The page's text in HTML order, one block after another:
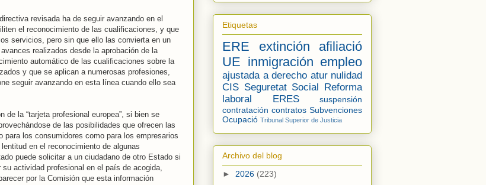
revisada ha de seguir avanzando en el
el reconocimiento de las cualificaciones, y que
servicios, pero sin que ello las convierta en un
realizados desde la aprobación de la
automático de las cualificaciones sobre la
y que se aplican a numerosas profesiones,
seguir avanzando en esta línea cuando ello sea
la “tarjeta profesional europea”, si bien se
de las posibilidades que ofrecen las
los consumidores como para los empresarios
en el reconocimiento de algunas
puede solicitar a un ciudadano de otro Estado si
actividad profesional en el país de acogida,
por la Comisión que esta información
Etiquetas
ERE extinción
afiliació
UE inmigración empleo
ajustada a derecho atur nulidad
CIS Seguretat Social Reforma
laboral
ERES
suspensión
contratación contratos Subvenciones
Ocupació Tribunal Superior de Justicia
Archivo del blog
► 2026 (223)